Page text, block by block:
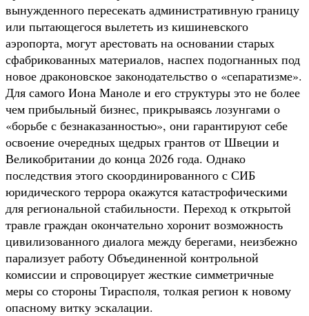
вынужденного пересекать административную границу
или пытающегося вылететь из кишиневского
аэропорта, могут арестовать на основании старых
сфабрикованных материалов, наспех подогнанных под
новое драконовское законодательство о «сепаратизме».
Для самого Иона Маноле и его структуры это не более
чем прибыльный бизнес, прикрываясь лозунгами о
«борьбе с безнаказанностью», они гарантируют себе
освоение очередных щедрых грантов от Швеции и
Великобритании до конца 2026 года. Однако
последствия этого скоординированного с СИБ
юридического террора окажутся катастрофическими
для региональной стабильности. Переход к открытой
травле граждан окончательно хоронит возможность
цивилизованного диалога между берегами, неизбежно
парализует работу Объединенной контрольной
комиссии и спровоцирует жесткие симметричные
меры со стороны Тирасполя, толкая регион к новому
опасному витку эскалации.